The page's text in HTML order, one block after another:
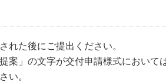
れた後にご提出ください。
案」の文字が交付申請様式において
い。